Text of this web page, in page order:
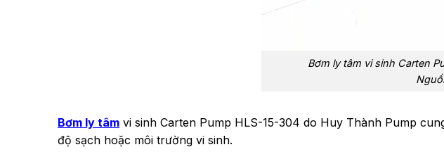
Bơm ly tâm vi sinh Carten
Bơm ly tâm vi sinh Carten Pump HLS-15-304 do Huy Thành Pump
độ sạch hoặc môi trường vi sinh.